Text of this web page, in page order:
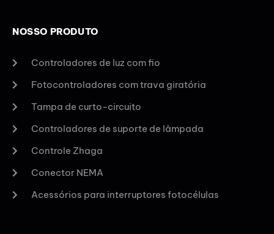
NOSSO PRODUTO
Controladores de luz com fio
Fotocontroladores com trava giratória
Tampa de curto-circuito
Controladores de suporte de lâmpada
Controle Zhaga
Conector NEMA
Acessórios para interruptores fotocélulas